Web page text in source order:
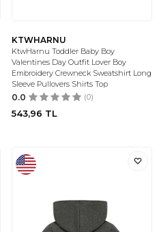
KTWHARNU
KtwHarnu Toddler Baby Boy
Valentines Day Outfit Lover Boy
Embroidery Crewneck Sweatshirt Long
Sleeve Pullovers Shirts Top
0.0 (0)
543,96 TL